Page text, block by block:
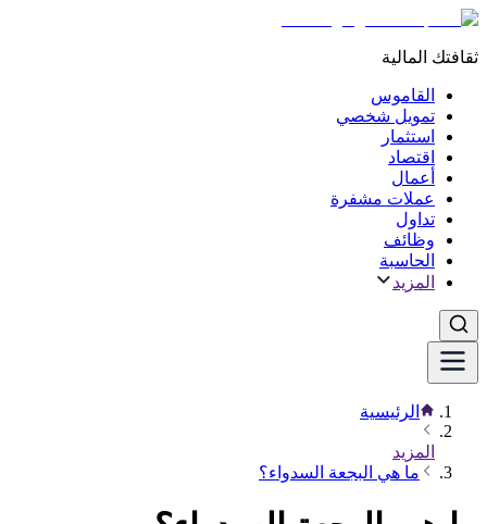
ثقافتك المالية
القاموس
تمويل شخصي
استثمار
اقتصاد
أعمال
عملات مشفرة
تداول
وظائف
الحاسبة
المزيد
الرئيسية
المزيد
ما هي البجعة السدواء؟